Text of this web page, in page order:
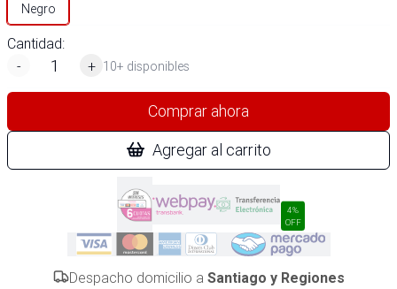
Negro
Cantidad:
-
+ 10+ disponibles
Comprar ahora
Agregar al carrito
4%
OFF
Despacho domicilio a Santiago y Regiones